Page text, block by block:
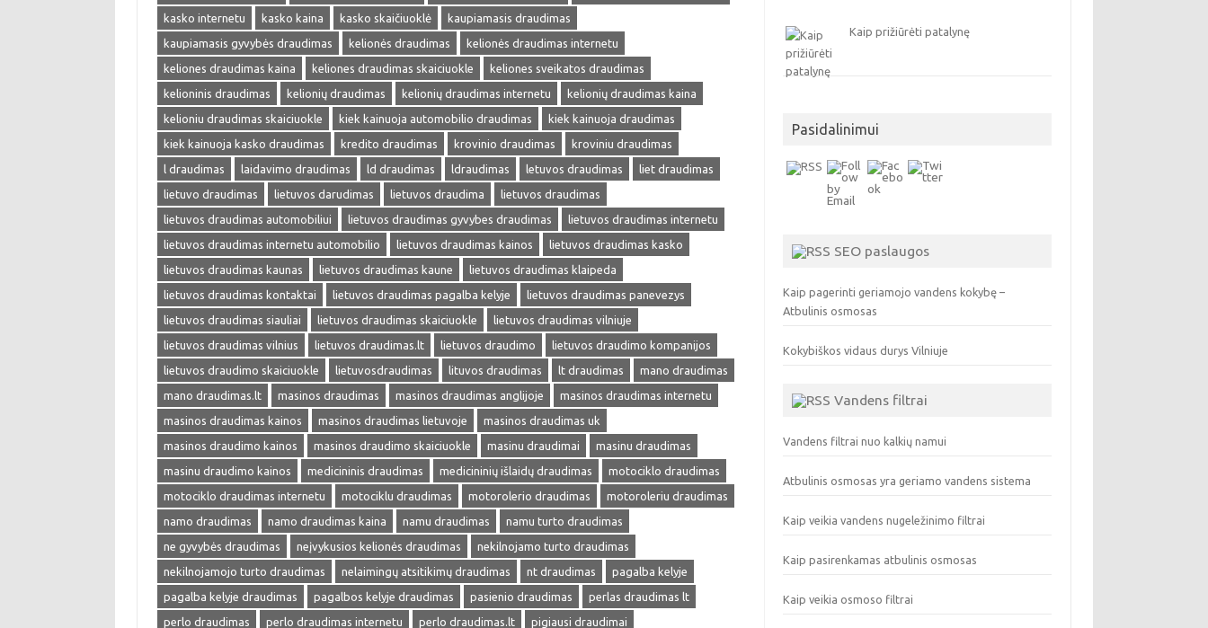
kasko internetu
kasko kaina kasko skaičiuoklė
kaupiamasis draudimas
kaupiamasis gyvybės draudimas
kelionės draudimas
kelionės draudimas internetu
keliones draudimas kaina
keliones draudimas skaiciuokle
keliones sveikatos draudimas
kelioninis draudimas
kelionių draudimas kelionių draudimas internetu
kelionių draudimas kaina
kelioniu draudimas skaiciuokle
kiek kainuoja automobilio draudimas
kiek kainuoja draudimas
kiek kainuoja kasko draudimas
kredito draudimas krovinio draudimas
kroviniu draudimas
l draudimas
laidavimo draudimas ld draudimas ldraudimas letuvos draudimas
liet draudimas
lietuvo draudimas
lietuvos darudimas lietuvos draudima
lietuvos draudimas
lietuvos draudimas automobiliui
lietuvos draudimas gyvybes draudimas
lietuvos draudimas internetu
lietuvos draudimas internetu automobilio
lietuvos draudimas kainos
lietuvos draudimas kasko
lietuvos draudimas kaunas
lietuvos draudimas kaune
lietuvos draudimas klaipeda
lietuvos draudimas kontaktai
lietuvos draudimas pagalba kelyje
lietuvos draudimas panevezys
lietuvos draudimas siauliai
lietuvos draudimas skaiciuokle
lietuvos draudimas vilniuje
lietuvos draudimas vilnius
lietuvos draudimas.lt lietuvos draudimo
lietuvos draudimo kompanijos
lietuvos draudimo skaiciuokle
lietuvosdraudimas lituvos draudimas lt draudimas
mano draudimas
mano draudimas.lt
masinos draudimas masinos draudimas anglijoje
masinos draudimas internetu
masinos draudimas kainos
masinos draudimas lietuvoje
masinos draudimas uk
masinos draudimo kainos
masinos draudimo skaiciuokle masinu draudimai
masinu draudimas
masinu draudimo kainos
medicininis draudimas medicininių išlaidų draudimas
motociklo draudimas
motociklo draudimas internetu
motociklu draudimas motorolerio draudimas
motoroleriu draudimas
namo draudimas
namo draudimas kaina namu draudimas
namu turto draudimas
ne gyvybės draudimas
neįvykusios kelionės draudimas
nekilnojamo turto draudimas
nekilnojamojo turto draudimas
nelaimingų atsitikimų draudimas nt draudimas
pagalba kelyje
pagalba kelyje draudimas
pagalbos kelyje draudimas pasienio draudimas
perlas draudimas lt
perlo draudimas
perlo draudimas internetu perlo draudimas.lt
pigiausi draudimai
Kaip prižiūrėti patalynę
Pasidalinimui
SEO paslaugos
Kaip pagerinti geriamojo vandens kokybę –
Atbulinis osmosas
Kokybiškos vidaus durys Vilniuje
Vandens filtrai
Vandens filtrai nuo kalkių namui
Atbulinis osmosas yra geriamo vandens sistema
Kaip veikia vandens nugeležinimo filtrai
Kaip pasirenkamas atbulinis osmosas
Kaip veikia osmoso filtrai